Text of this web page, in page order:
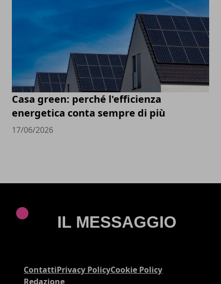
Casa green: perché l'efficienza
energetica conta sempre di più
17/06/2026
ContattiPrivacy PolicyCookie Policy
Redazione